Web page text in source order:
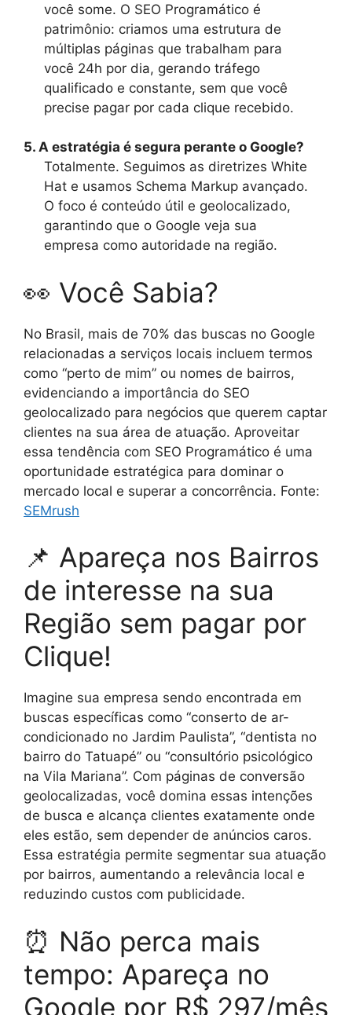
você some. O SEO Programático é
patrimônio: criamos uma estrutura de
múltiplas páginas que trabalham para
você 24h por dia, gerando tráfego
qualificado e constante, sem que você
precise pagar por cada clique recebido.
5. A estratégia é segura perante o Google?
Totalmente. Seguimos as diretrizes White
Hat e usamos Schema Markup avançado.
O foco é conteúdo útil e geolocalizado,
garantindo que o Google veja sua
empresa como autoridade na região.
👀 Você Sabia?
No Brasil, mais de 70% das buscas no Google
relacionadas a serviços locais incluem termos
como “perto de mim” ou nomes de bairros,
evidenciando a importância do SEO
geolocalizado para negócios que querem captar
clientes na sua área de atuação. Aproveitar
essa tendência com SEO Programático é uma
oportunidade estratégica para dominar o
mercado local e superar a concorrência. Fonte:
SEMrush
📌 Apareça nos Bairros
de interesse na sua
Região sem pagar por
Clique!
Imagine sua empresa sendo encontrada em
buscas específicas como “conserto de ar-
condicionado no Jardim Paulista”, “dentista no
bairro do Tatuapé” ou “consultório psicológico
na Vila Mariana”. Com páginas de conversão
geolocalizadas, você domina essas intenções
de busca e alcança clientes exatamente onde
eles estão, sem depender de anúncios caros.
Essa estratégia permite segmentar sua atuação
por bairros, aumentando a relevância local e
reduzindo custos com publicidade.
⏰ Não perca mais
tempo: Apareça no
Google por R$ 297/mês